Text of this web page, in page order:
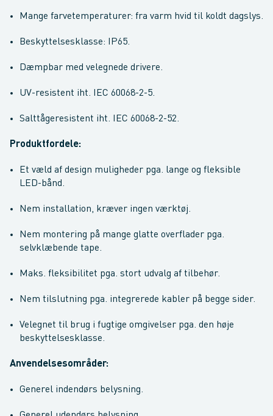
Mange farvetemperaturer: fra varm hvid til koldt dagslys.
Beskyttelsesklasse: IP65.
Dæmpbar med velegnede drivere.
UV-resistent iht. IEC 60068-2-5.
Salttågeresistent iht. IEC 60068-2-52.
Produktfordele:
Et væld af design muligheder pga. lange og fleksible
LED-bånd.
Nem installation, kræver ingen værktøj.
Nem montering på mange glatte overflader pga.
selvklæbende tape.
Maks. fleksibilitet pga. stort udvalg af tilbehør.
Nem tilslutning pga. integrerede kabler på begge sider.
Velegnet til brug i fugtige omgivelser pga. den høje
beskyttelsesklasse.
Anvendelsesområder:
Generel indendørs belysning.